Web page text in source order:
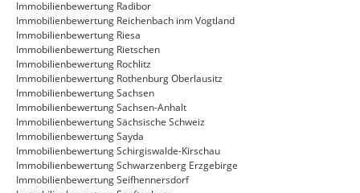
Immobilienbewertung Radibor
Immobilienbewertung Reichenbach inm Vogtland
Immobilienbewertung Riesa
Immobilienbewertung Rietschen
Immobilienbewertung Rochlitz
Immobilienbewertung Rothenburg Oberlausitz
Immobilienbewertung Sachsen
Immobilienbewertung Sachsen-Anhalt
Immobilienbewertung Sächsische Schweiz
Immobilienbewertung Sayda
Immobilienbewertung Schirgiswalde-Kirschau
Immobilienbewertung Schwarzenberg Erzgebirge
Immobilienbewertung Seifhennersdorf